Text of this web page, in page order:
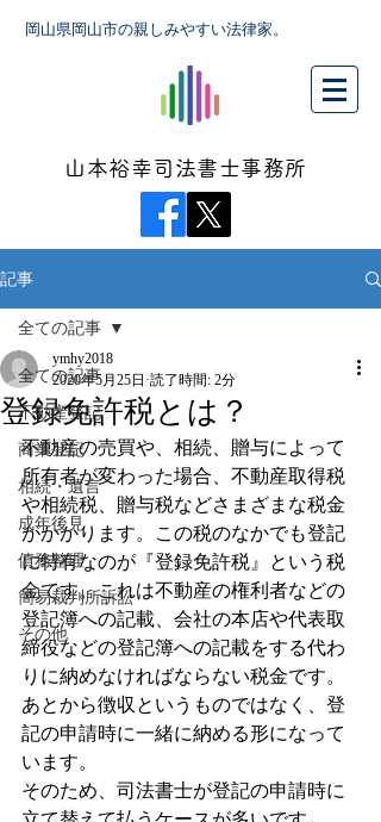
岡山県岡山市の親しみやすい法律家。
山本裕幸司法書士事務所
記事
全ての記事
不動産登記
商業登記
相続・遺言
成年後見
債務整理
簡易裁判所訴訟
その他
全ての記事
登録免許税とは？
ymhy2018
2020年5月25日 読了時間: 2分
不動産の売買や、相続、贈与によって
所有者が変わった場合、不動産取得税
や相続税、贈与税などさまざまな税金
がかかります。この税のなかでも登記
に特有なのが『登録免許税』という税
金です。これは不動産の権利者などの
登記簿への記載、会社の本店や代表取
締役などの登記簿への記載をする代わ
りに納めなければならない税金です。
あとから徴収というものではなく、登
記の申請時に一緒に納める形になって
います。
そのため、司法書士が登記の申請時に